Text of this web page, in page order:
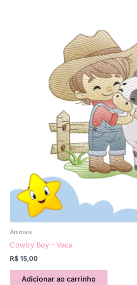
Animais
Cowtry Boy – Vaca
R$ 15,00
Adicionar ao carrinho